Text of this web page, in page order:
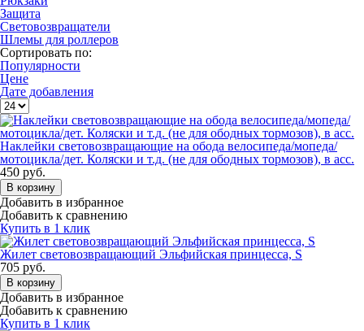
Защита
Световозвращатели
Шлемы для роллеров
Сортировать по:
Популярности
Цене
Дате добавления
Наклейки световозвращающие на обода велосипеда/мопеда/
мотоцикла/дет. Коляски и т.д. (не для ободных тормозов), в асс.
450 руб.
В корзину
Добавить в избранное
Добавить к сравнению
Купить в 1 клик
Жилет световозвращающий Эльфийская принцесса, S
705 руб.
В корзину
Добавить в избранное
Добавить к сравнению
Купить в 1 клик